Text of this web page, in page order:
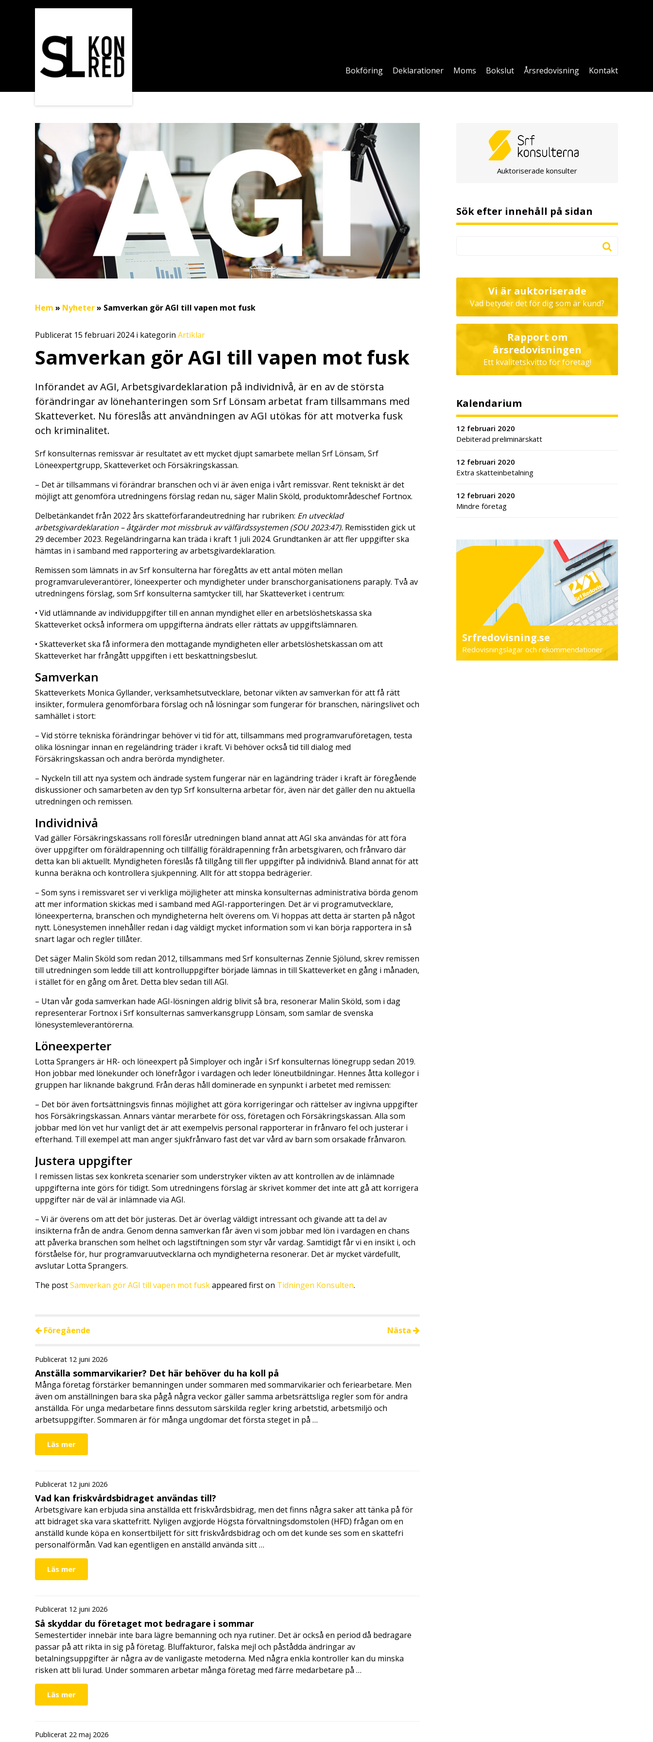
Bokföring Deklarationer Moms Bokslut Årsredovisning Kontakt
Hem » Nyheter» Samverkan gör AGI till vapen mot fusk
Publicerat 15 februari 2024 i kategorin Artiklar
Samverkan gör AGI till vapen mot fusk
Införandet av AGI, Arbetsgivardeklaration på individnivå, är en av de största
förändringar av lönehanteringen som Srf Lönsam arbetat fram tillsammans med
Skatteverket. Nu föreslås att användningen av AGI utökas för att motverka fusk
och kriminalitet.
Srf konsulternas remissvar är resultatet av ett mycket djupt samarbete mellan Srf Lönsam, Srf
Löneexpertgrupp, Skatteverket och Försäkringskassan.
– Det är tillsammans vi förändrar branschen och vi är även eniga i vårt remissvar. Rent tekniskt är det
möjligt att genomföra utredningens förslag redan nu, säger Malin Sköld, produktområdeschef Fortnox.
Delbetänkandet från 2022 års skatteförfarandeutredning har rubriken: En utvecklad
arbetsgivardeklaration – åtgärder mot missbruk av välfärdssystemen (SOU 2023:47). Remisstiden gick ut
29 december 2023. Regeländringarna kan träda i kraft 1 juli 2024. Grundtanken är att fler uppgifter ska
hämtas in i samband med rapportering av arbetsgivardeklaration.
Remissen som lämnats in av Srf konsulterna har föregåtts av ett antal möten mellan
programvaruleverantörer, löneexperter och myndigheter under branschorganisationens paraply. Två av
utredningens förslag, som Srf konsulterna samtycker till, har Skatteverket i centrum:
• Vid utlämnande av individuppgifter till en annan myndighet eller en arbetslöshetskassa ska
Skatteverket också informera om uppgifterna ändrats eller rättats av uppgiftslämnaren.
• Skatteverket ska få informera den mottagande myndigheten eller arbetslöshetskassan om att
Skatteverket har frångått uppgiften i ett beskattningsbeslut.
Samverkan
Skatteverkets Monica Gyllander, verksamhetsutvecklare, betonar vikten av samverkan för att få rätt
insikter, formulera genomförbara förslag och nå lösningar som fungerar för branschen, näringslivet och
samhället i stort:
– Vid större tekniska förändringar behöver vi tid för att, tillsammans med programvaruföretagen, testa
olika lösningar innan en regeländring träder i kraft. Vi behöver också tid till dialog med
Försäkringskassan och andra berörda myndigheter.
– Nyckeln till att nya system och ändrade system fungerar när en lagändring träder i kraft är föregående
diskussioner och samarbeten av den typ Srf konsulterna arbetar för, även när det gäller den nu aktuella
utredningen och remissen.
Individnivå
Vad gäller Försäkringskassans roll föreslår utredningen bland annat att AGI ska användas för att föra
över uppgifter om föräldrapenning och tillfällig föräldrapenning från arbetsgivaren, och frånvaro där
detta kan bli aktuellt. Myndigheten föreslås få tillgång till fler uppgifter på individnivå. Bland annat för att
kunna beräkna och kontrollera sjukpenning. Allt för att stoppa bedrägerier.
– Som syns i remissvaret ser vi verkliga möjligheter att minska konsulternas administrativa börda genom
att mer information skickas med i samband med AGI-rapporteringen. Det är vi programutvecklare,
löneexperterna, branschen och myndigheterna helt överens om. Vi hoppas att detta är starten på något
nytt. Lönesystemen innehåller redan i dag väldigt mycket information som vi kan börja rapportera in så
snart lagar och regler tillåter.
Det säger Malin Sköld som redan 2012, tillsammans med Srf konsulternas Zennie Sjölund, skrev remissen
till utredningen som ledde till att kontrolluppgifter började lämnas in till Skatteverket en gång i månaden,
i stället för en gång om året. Detta blev sedan till AGI.
– Utan vår goda samverkan hade AGI-lösningen aldrig blivit så bra, resonerar Malin Sköld, som i dag
representerar Fortnox i Srf konsulternas samverkansgrupp Lönsam, som samlar de svenska
lönesystemleverantörerna.
Löneexperter
Lotta Sprangers är HR- och löneexpert på Simployer och ingår i Srf konsulternas lönegrupp sedan 2019.
Hon jobbar med lönekunder och lönefrågor i vardagen och leder löneutbildningar. Hennes åtta kollegor i
gruppen har liknande bakgrund. Från deras håll dominerade en synpunkt i arbetet med remissen:
– Det bör även fortsättningsvis finnas möjlighet att göra korrigeringar och rättelser av ingivna uppgifter
hos Försäkringskassan. Annars väntar merarbete för oss, företagen och Försäkringskassan. Alla som
jobbar med lön vet hur vanligt det är att exempelvis personal rapporterar in frånvaro fel och justerar i
efterhand. Till exempel att man anger sjukfrånvaro fast det var vård av barn som orsakade frånvaron.
Justera uppgifter
I remissen listas sex konkreta scenarier som understryker vikten av att kontrollen av de inlämnade
uppgifterna inte görs för tidigt. Som utredningens förslag är skrivet kommer det inte att gå att korrigera
uppgifter när de väl är inlämnade via AGI.
– Vi är överens om att det bör justeras. Det är överlag väldigt intressant och givande att ta del av
insikterna från de andra. Genom denna samverkan får även vi som jobbar med lön i vardagen en chans
att påverka branschen som helhet och lagstiftningen som styr vår vardag. Samtidigt får vi en insikt i, och
förståelse för, hur programvaruutvecklarna och myndigheterna resonerar. Det är mycket värdefullt,
avslutar Lotta Sprangers.
The postSamverkan gör AGI till vapen mot fuskappeared first on Tidningen Konsulten.
Föregående Nästa
Publicerat 12 juni 2026
Anställa sommarvikarier? Det här behöver du ha koll på
Många företag förstärker bemanningen under sommaren med sommarvikarier och feriearbetare. Men
även om anställningen bara ska pågå några veckor gäller samma arbetsrättsliga regler som för andra
anställda. För unga medarbetare finns dessutom särskilda regler kring arbetstid, arbetsmiljö och
arbetsuppgifter. Sommaren är för många ungdomar det första steget in på …
Läs mer
Publicerat 12 juni 2026
Vad kan friskvårdsbidraget användas till?
Arbetsgivare kan erbjuda sina anställda ett friskvårdsbidrag, men det finns några saker att tänka på för
att bidraget ska vara skattefritt. Nyligen avgjorde Högsta förvaltningsdomstolen (HFD) frågan om en
anställd kunde köpa en konsertbiljett för sitt friskvårdsbidrag och om det kunde ses som en skattefri
personalförmån. Vad kan egentligen en anställd använda sitt …
Läs mer
Publicerat 12 juni 2026
Så skyddar du företaget mot bedragare i sommar
Semestertider innebär inte bara lägre bemanning och nya rutiner. Det är också en period då bedragare
passar på att rikta in sig på företag. Bluffakturor, falska mejl och påstådda ändringar av
betalningsuppgifter är några av de vanligaste metoderna. Med några enkla kontroller kan du minska
risken att bli lurad. Under sommaren arbetar många företag med färre medarbetare på …
Läs mer
Publicerat 22 maj 2026
Auktoriserade konsulter
Sök efter innehåll på sidan
Vi är auktoriserade
Vad betyder det för dig som är kund?
Rapport om
årsredovisningen
Ett kvalitetskvitto för företag!
Kalendarium
12 februari 2020
Debiterad preliminärskatt
12 februari 2020
Extra skatteinbetalning
12 februari 2020
Mindre företag
Srfredovisning.se
Redovisningslagar och rekommendationer